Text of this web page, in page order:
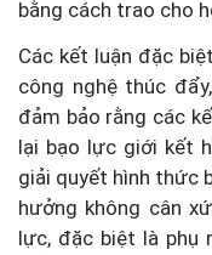
bằng cách trao cho
Các kết luận đặc
công nghệ thúc
đảm bảo rằng các
lại bạo lực giới kết
giải quyết hình thức
hưởng không cân
lực, đặc biệt là phụ